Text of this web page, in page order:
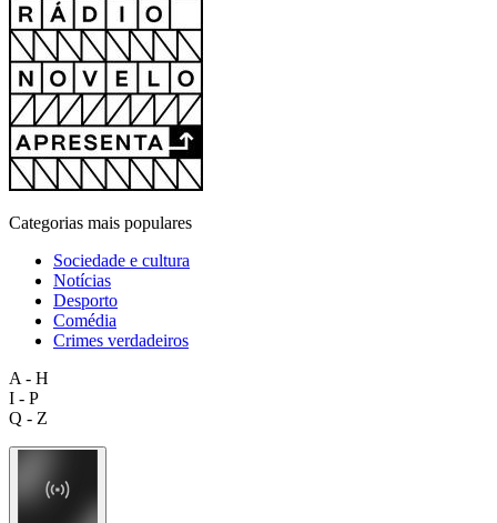
Categorias mais populares
Sociedade e cultura
Notícias
Desporto
Comédia
Crimes verdadeiros
A - H
I - P
Q - Z